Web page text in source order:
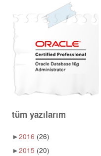
tüm yazılarım
►2016 (26)
►2015 (20)